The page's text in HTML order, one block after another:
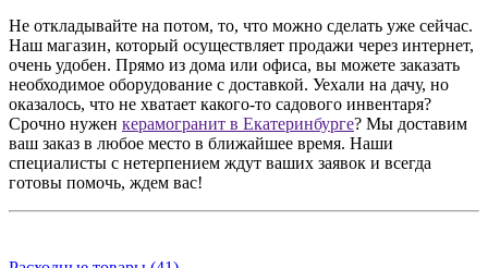
Не откладывайте на потом, то, что можно сделать уже сейчас.
Наш магазин, который осуществляет продажи через интернет,
очень удобен. Прямо из дома или офиса, вы можете заказать
необходимое оборудование с доставкой. Уехали на дачу, но
оказалось, что не хватает какого-то садового инвентаря?
Срочно нужен керамогранит в Екатеринбурге? Мы доставим
ваш заказ в любое место в ближайшее время. Наши
специалисты с нетерпением ждут ваших заявок и всегда
готовы помочь, ждем вас!